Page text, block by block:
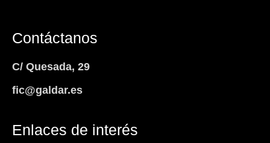
Contáctanos
C/ Quesada, 29
fic@galdar.es
Enlaces de interés